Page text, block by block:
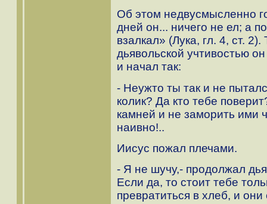
Об этом недвусмысленно
дней он... ничего не ел; а
взалкал» (Лука, гл. 4, ст.
дьявольской учтивостью
и начал так:
- Неужто ты так и не
колик? Да кто тебе
камней и не заморить ими
наивно!..
Иисус пожал плечами.
- Я не шучу,- продолжал
Если да, то стоит тебе
превратиться в хлеб, и